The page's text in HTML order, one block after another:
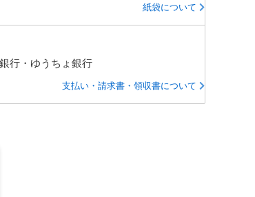
紙袋について
行・ゆうちょ銀行
支払い・請求書・領収書について